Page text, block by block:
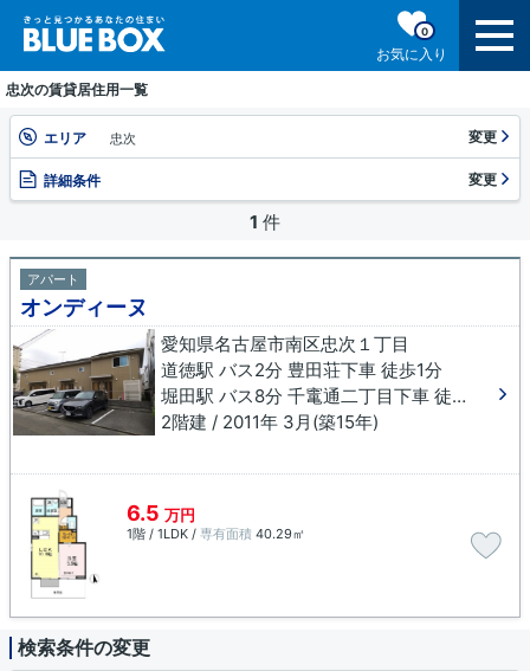
お気に入り
0
忠次の賃貸居住用一覧
エリア 忠次 変更
詳細条件 変更
1 件
アパート
オンディーヌ
愛知県名古屋市南区忠次１丁目
道徳駅 バス2分 豊田荘下車 徒歩1分
堀田駅 バス8分 千竃通二丁目下車 徒歩9分
2階建 / 2011年 3月(築15年)
6.5 万円
1階 / 1LDK / 専有面積 40.29㎡
検索条件の変更